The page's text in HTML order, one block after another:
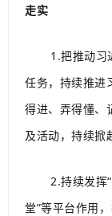
走实
1.把推动习
任务，持续推进
得进、弄得懂、
及活动，持续掀
2.持续发挥
堂”等平台作用